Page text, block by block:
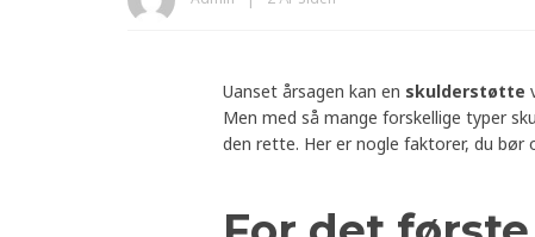
Uanset årsagen kan en skulderstøtte
Men med så mange forskellige typer
den rette. Her er nogle faktorer, du